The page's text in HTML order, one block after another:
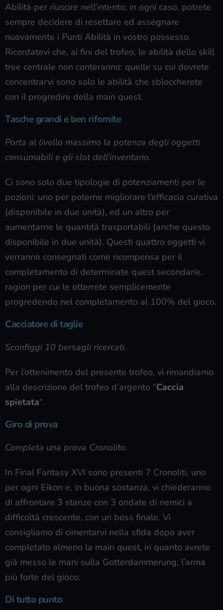
Abilità per riuscire nell’intento; in ogni caso, potrete
sempre decidere di resettare ed assegnare
nuovamente i Punti Abilità in vostro possesso.
Ricordatevi che, ai fini del trofeo, le abilità dello skill
tree centrale non conteranno: quelle su cui dovrete
concentrarvi sono solo le abilità che sbloccherete
con il progredire della main quest.
Tasche grandi e ben rifornite
Porta al livello massimo la potenza degli oggetti
consumabili e gli slot dell’inventario.
Ci sono solo due tipologie di potenziamenti per le
pozioni: uno per poterne migliorare l’efficacia curativa
(disponibile in due unità), ed un altro per
aumentarne le quantità trasportabili (anche questo
disponibile in due unità). Questi quattro oggetti vi
verranno consegnati come ricompensa per il
completamento di determinate quest secondarie,
ragion per cui le otterrete semplicemente
progredendo nel completamento al 100% del gioco.
Cacciatore di taglie
Sconfiggi 10 bersagli ricercati.
Per l’ottenimento del presente trofeo, vi rimandiamo
alla descrizione del trofeo d’argento “Caccia
spietata“.
Giro di prova
Completa una prova Cronolito.
In Final Fantasy XVI sono presenti 7 Cronoliti, uno
per ogni Eikon e, in buona sostanza, vi chiederanno
di affrontare 3 stanze con 3 ondate di nemici a
difficoltà crescente, con un boss finale. Vi
consigliamo di cimentarvi nella sfida dopo aver
completato almeno la main quest, in quanto avrete
già messo le mani sulla Gotterdammerung, l’arma
più forte del gioco.
Di tutto punto